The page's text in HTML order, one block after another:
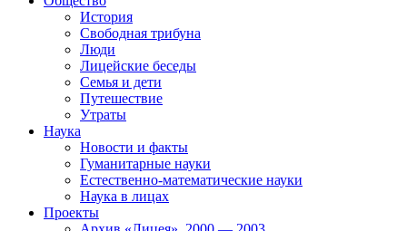
История
Свободная трибуна
Люди
Лицейские беседы
Семья и дети
Путешествие
Утраты
Наука
Новости и факты
Гуманитарные науки
Естественно-математические науки
Наука в лицах
Проекты